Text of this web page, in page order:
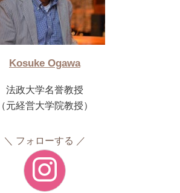
Kosuke Ogawa
法政大学名誉教授
（元経営大学院教授）
フォローする